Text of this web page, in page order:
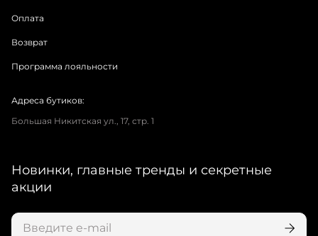
Оплата
Возврат
Программа лояльности
Адреса бутиков:
Большая Никитская ул., 17, стр. 1
Новинки, главные тренды и секретные
акции